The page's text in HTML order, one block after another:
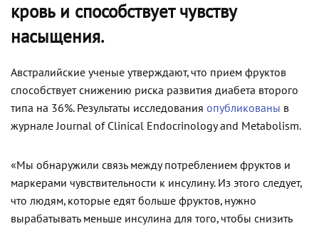
кровь и способствует чувству
насыщения.
Австралийские ученые утверждают, что прием фруктов
способствует снижению риска развития диабета второго
типа на 36%. Результаты исследования опубликованы в
журнале Journal of Clinical Endocrinology and Metabolism.
«Мы обнаружили связь между потреблением фруктов и
маркерами чувствительности к инсулину. Из этого следует,
что людям, которые едят больше фруктов, нужно
вырабатывать меньше инсулина для того, чтобы снизить